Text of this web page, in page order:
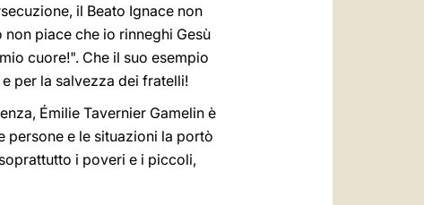
il Beato Ignace non
piace che io rinneghi Gesù
cuore!". Che il suo esempio
per la salvezza dei fratelli!
Émilie Tavernier Gamelin è
persone e le situazioni la portò
i poveri e i piccoli,